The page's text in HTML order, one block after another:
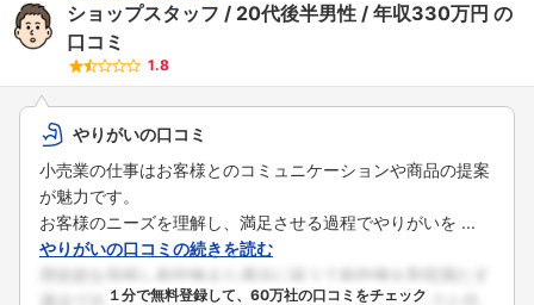
ショップスタッフ 20代後半男性 年収330万円 の
口コミ
1.8
やりがいの口コミ
小売業の仕事はお客様とのコミュニケーションや商品の提案
が魅力です。
お客様のニーズを理解し、満足させる過程でやりがいを ...
やりがいの口コミの続きを読む
１分で無料登録して、60万社の口コミをチェック